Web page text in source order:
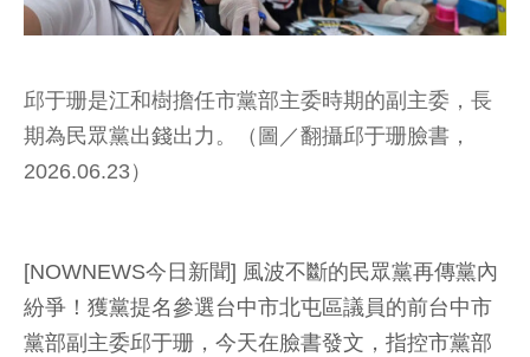
邱于珊是江和樹擔任市黨部主委時期的副主委，長
期為民眾黨出錢出力。（圖／翻攝邱于珊臉書，
2026.06.23）
[NOWNEWS今日新聞] 風波不斷的民眾黨再傳黨內
紛爭！獲黨提名參選台中市北屯區議員的前台中市
黨部副主委邱于珊，今天在臉書發文，指控市黨部